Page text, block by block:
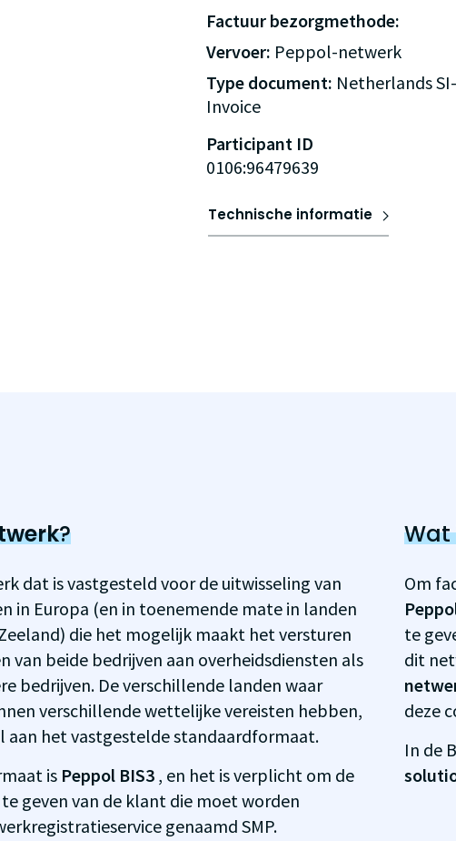
Factuur bezorgmethode:
Vervoer: Peppol-netwerk
Type document: Netherlands
Invoice
Participant ID
0106:96479639
Technische informatie
?
dat is vastgesteld voor de uitwisseling van
in Europa (en in toenemende mate in landen
die het mogelijk maakt het versturen
van beide bedrijven aan overheidsdiensten als
bedrijven. De verschillende landen waar
verschillende wettelijke vereisten hebben,
aan het vastgestelde standaardformaat.
is Peppol BIS3 , en het is verplicht om de
geven van de klant die moet worden
genaamd SMP.
Wat
Om
te
dit
deze
In de